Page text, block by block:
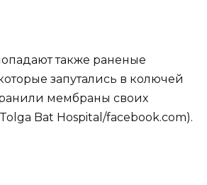
также раненые
запутались в колючей
мембраны своих
Bat Hospital/facebook.com).